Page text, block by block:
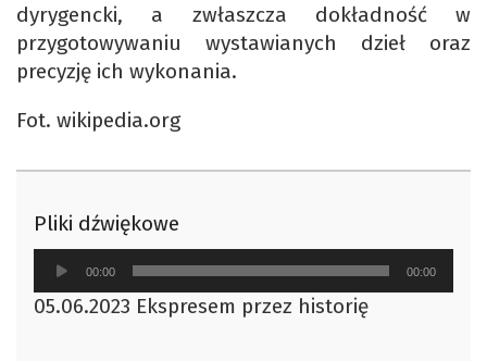
dyrygencki, a zwłaszcza dokładność w
przygotowywaniu wystawianych dzieł oraz
precyzję ich wykonania.
Fot. wikipedia.org
Pliki dźwiękowe
Odtwarzacz
plików
dźwiękowych
00:00 00:00
05.06.2023 Ekspresem przez historię